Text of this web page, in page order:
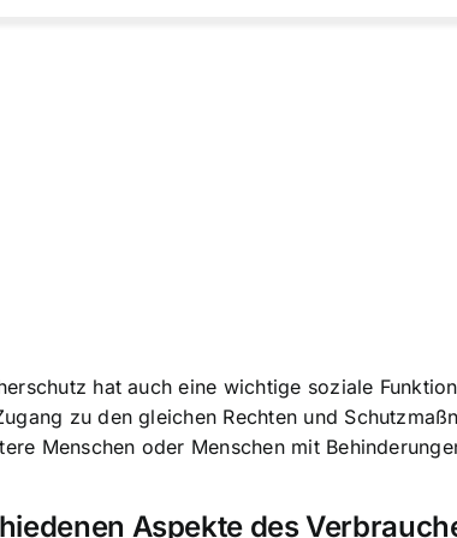
hat auch eine wichtige soziale
zu den gleichen Rechten und
Menschen oder Menschen mit
Aspekte des